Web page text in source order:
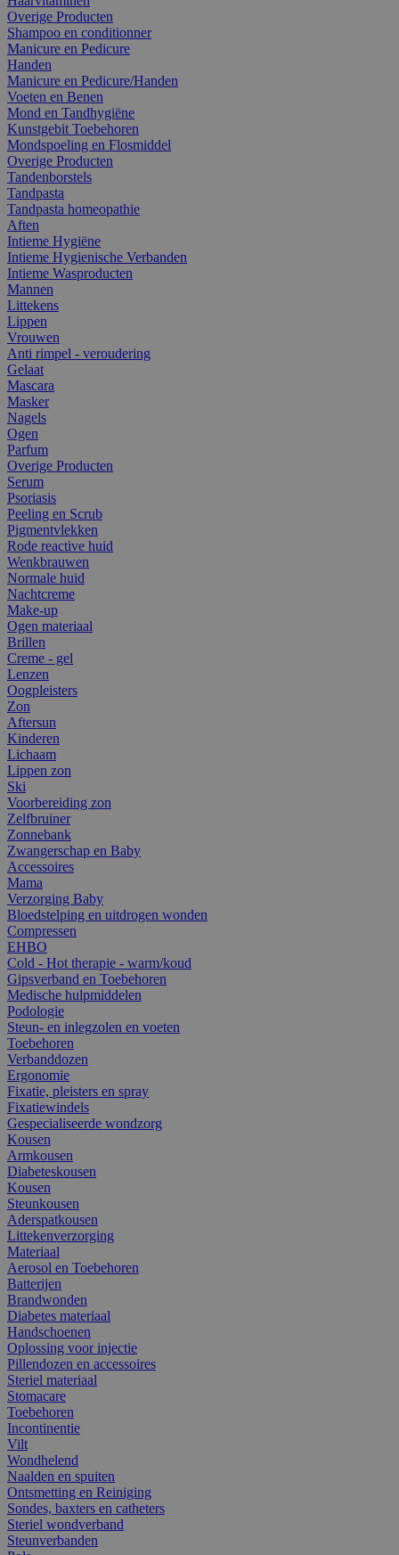
Overige Producten
Shampoo en conditionner
Manicure en Pedicure
Handen
Manicure en Pedicure/Handen
Voeten en Benen
Mond en Tandhygiëne
Kunstgebit Toebehoren
Mondspoeling en Flosmiddel
Overige Producten
Tandenborstels
Tandpasta
Tandpasta homeopathie
Aften
Intieme Hygiëne
Intieme Hygienische Verbanden
Intieme Wasproducten
Mannen
Littekens
Lippen
Vrouwen
Anti rimpel - veroudering
Gelaat
Mascara
Masker
Nagels
Ogen
Parfum
Overige Producten
Serum
Psoriasis
Peeling en Scrub
Pigmentvlekken
Rode reactive huid
Wenkbrauwen
Normale huid
Nachtcreme
Make-up
Ogen materiaal
Brillen
Creme - gel
Lenzen
Oogpleisters
Zon
Aftersun
Kinderen
Lichaam
Lippen zon
Ski
Voorbereiding zon
Zelfbruiner
Zonnebank
Zwangerschap en Baby
Accessoires
Mama
Verzorging Baby
Bloedstelping en uitdrogen wonden
Compressen
EHBO
Cold - Hot therapie - warm/koud
Gipsverband en Toebehoren
Medische hulpmiddelen
Podologie
Steun- en inlegzolen en voeten
Toebehoren
Verbanddozen
Ergonomie
Fixatie, pleisters en spray
Fixatiewindels
Gespecialiseerde wondzorg
Kousen
Armkousen
Diabeteskousen
Kousen
Steunkousen
Aderspatkousen
Littekenverzorging
Materiaal
Aerosol en Toebehoren
Batterijen
Brandwonden
Diabetes materiaal
Handschoenen
Oplossing voor injectie
Pillendozen en accessoires
Steriel materiaal
Stomacare
Toebehoren
Incontinentie
Vilt
Wondhelend
Naalden en spuiten
Ontsmetting en Reiniging
Sondes, baxters en catheters
Steriel wondverband
Steunverbanden